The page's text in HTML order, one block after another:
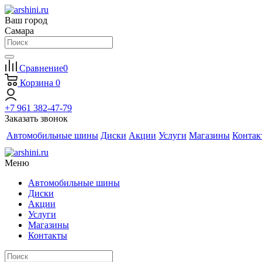
Ваш город
Самара
Сравнение0
Корзина 0
+7 961 382-47-79
Заказать звонок
Автомобильные шины Диски Акции Услуги Магазины
Меню
Автомобильные шины
Диски
Акции
Услуги
Магазины
Контакты